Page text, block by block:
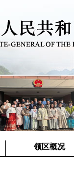
领区概况